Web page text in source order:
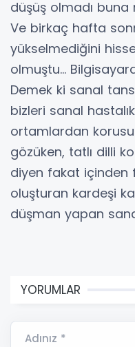
düşüş olmadı
Ve birkaç hafta
yükselmediğini
olmuştu…
Demek ki sanal
bizleri sanal
ortamlardan
gözüken, tatlı dilli
diyen fakat içinden
oluşturan kardeşi
düşman yapan
YORUMLAR
Adınız *